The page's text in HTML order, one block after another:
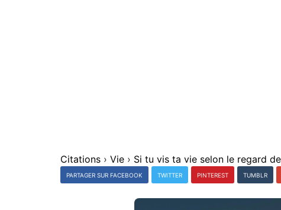
Citations › Vie ›
PARTAGER SUR FACEBOOK TWITTER PINTEREST TUMBLR